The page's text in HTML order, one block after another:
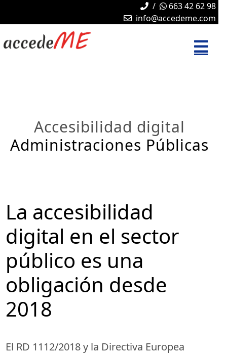
/
663 42 62 98
info@accedeme.com
Accesibilidad digital
Administraciones Públicas
La accesibilidad
digital en el sector
público es una
obligación desde
2018
El RD 1112/2018 y la Directiva Europea